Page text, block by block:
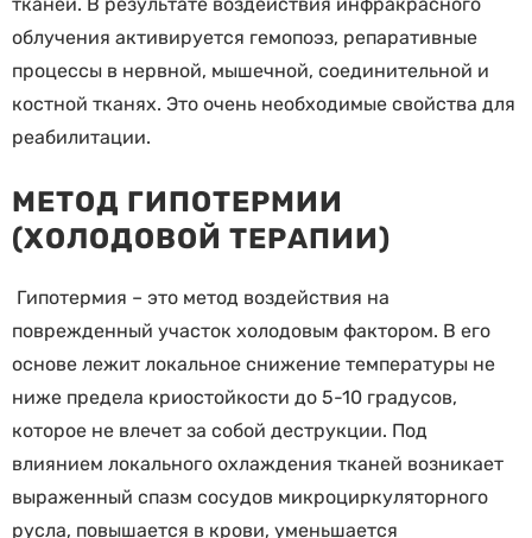
облучения активируется гемопоэз, репаративные
процессы в нервной, мышечной, соединительной и
костной тканях. Это очень необходимые свойства для
реабилитации.
МЕТОД ГИПОТЕРМИИ
(ХОЛОДОВОЙ ТЕРАПИИ)
Гипотермия – это метод воздействия на
поврежденный участок холодовым фактором. В его
основе лежит локальное снижение температуры не
ниже предела криостойкости до 5-10 градусов,
которое не влечет за собой деструкции. Под
влиянием локального охлаждения тканей возникает
выраженный спазм сосудов микроциркуляторного
русла, повышается в крови, уменьшается